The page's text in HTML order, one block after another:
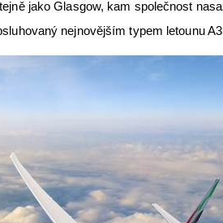
jako Glasgow, kam společnost
nejnovějším typem letounu